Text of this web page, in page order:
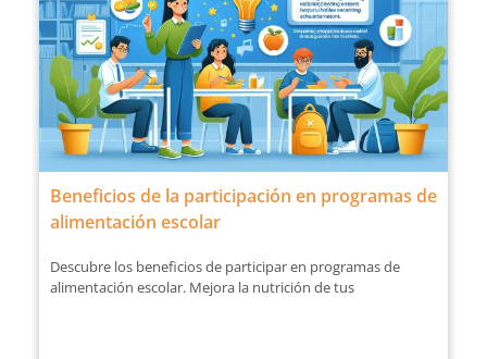
Beneficios de la participación en programas de
alimentación escolar
Descubre los beneficios de participar en programas de
alimentación escolar. Mejora la nutrición de tus